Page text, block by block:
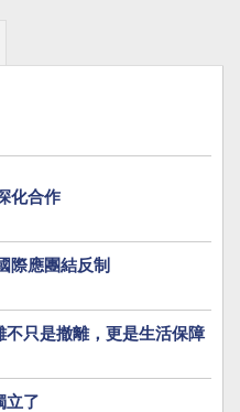
化合作
際應團結反制
只是撤離，更是生活保障
立了